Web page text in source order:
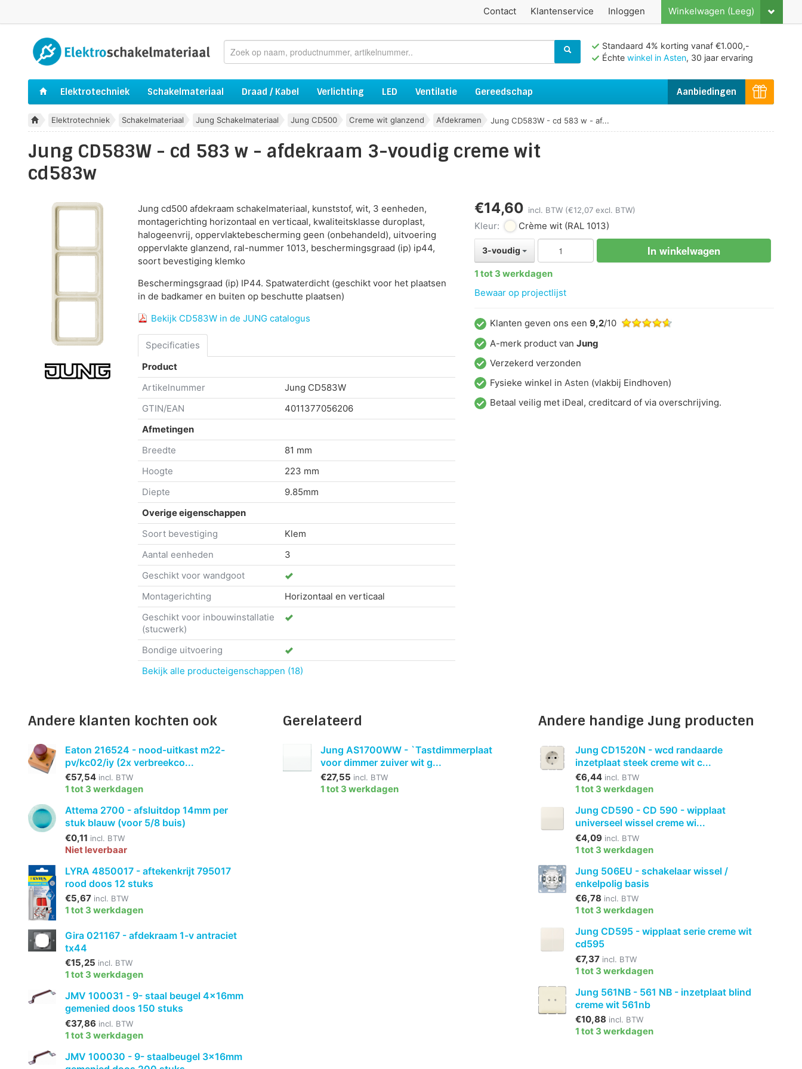
Winkelwagen (Leeg)
Inloggen
Klantenservice
Contact
Standaard 4% korting vanaf €1.000,-
Échte winkel in Asten, 30 jaar ervaring
Elektrotechniek Schakelmateriaal Draad / Kabel Verlichting LED Aanbiedingen
Ventilatie Gereedschap
Elektrotechniek Schakelmateriaal Jung Schakelmateriaal Jung CD500 Creme wit glanzend Afdekramen Jung CD583W - cd 583 w - af...
Jung CD583W - cd 583 w - afdekraam 3-voudig creme wit
cd583w
Jung cd500 afdekraam schakelmateriaal, kunststof, wit, 3 eenheden,
montagerichting horizontaal en verticaal, kwaliteitsklasse duroplast,
halogeenvrij, oppervlaktebescherming geen (onbehandeld), uitvoering
oppervlakte glanzend, ral-nummer 1013, beschermingsgraad (ip) ip44,
soort bevestiging klemko
Beschermingsgraad (ip) IP44. Spatwaterdicht (geschikt voor het plaatsen
in de badkamer en buiten op beschutte plaatsen)
Bekijk CD583W in de JUNG catalogus
Specificaties
Product
Artikelnummer
Jung CD583W
GTIN/EAN
4011377056206
Afmetingen
Breedte
81 mm
Hoogte
223 mm
Diepte
9.85mm
Overige eigenschappen
Soort bevestiging
Klem
Aantal eenheden
3
Geschikt voor wandgoot
Montagerichting
Horizontaal en verticaal
Geschikt voor inbouwinstallatie
(stucwerk)
Bondige uitvoering
Bekijk alle producteigenschappen (18)
€14,60 incl. BTW (€12,07 excl. BTW)
Kleur: Crème wit(RAL 1013)
3-voudig In winkelwagen
1 tot 3 werkdagen
Bewaar op projectlijst
Klanten geven ons een 9,2/10
A-merk product van Jung
Verzekerd verzonden
Fysieke winkel in Asten (vlakbij Eindhoven)
Betaal veilig met iDeal, creditcard of via overschrijving.
Andere klanten kochten ook
Eaton 216524 - nood-uitkast m22-
pv/kc02/iy (2x verbreekco...
€57,54 incl. BTW
1 tot 3 werkdagen
Attema 2700 - afsluitdop 14mm per
stuk blauw (voor 5/8 buis)
€0,11 incl. BTW
Niet leverbaar
LYRA 4850017 - aftekenkrijt 795017
rood doos 12 stuks
€5,67 incl. BTW
1 tot 3 werkdagen
Gira 021167 - afdekraam 1-v antraciet
tx44
€15,25 incl. BTW
1 tot 3 werkdagen
JMV 100031 - 9- staal beugel 4x16mm
gemenied doos 150 stuks
€37,86 incl. BTW
1 tot 3 werkdagen
JMV 100030 - 9- staalbeugel 3x16mm
Gerelateerd
Jung AS1700WW - `Tastdimmerplaat
voor dimmer zuiver wit g...
€27,55 incl. BTW
1 tot 3 werkdagen
Andere handige Jung producten
Jung CD1520N - wcd randaarde
inzetplaat steek creme wit c...
€6,44 incl. BTW
1 tot 3 werkdagen
Jung CD590 - CD 590 - wipplaat
universeel wissel creme wi...
€4,09 incl. BTW
1 tot 3 werkdagen
Jung 506EU - schakelaar wissel /
enkelpolig basis
€6,78 incl. BTW
1 tot 3 werkdagen
Jung CD595 - wipplaat serie creme wit
cd595
€7,37 incl. BTW
1 tot 3 werkdagen
Jung 561NB - 561 NB - inzetplaat blind
creme wit 561nb
€10,88 incl. BTW
1 tot 3 werkdagen